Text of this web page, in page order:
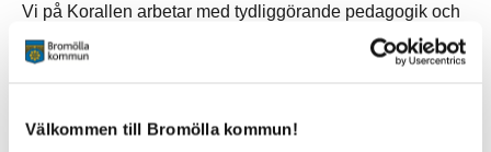
Välkommen till Bromölla kommun!
Vi på Korallen arbetar med tydliggörande pedagogik och
Kontakt